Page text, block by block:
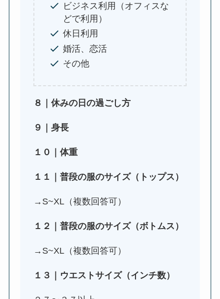
ビジネス利用（オフィスな
どで利用）
休日利用
婚活、恋活
その他
８｜休みの日の過ごし方
９｜身長
１０｜体重
１１｜普段の服のサイズ（トップス）
→S~XL（複数回答可）
１２｜普段の服のサイズ（ボトムス）
→S~XL（複数回答可）
１３｜ウエストサイズ（インチ数）